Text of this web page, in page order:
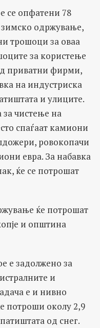
се опфатени 78
зимско одржување,
трошоци за оваа
за користење
приватни фирми,
на индустриска
и улиците.
чистење на
спаѓаат камиони
ровокопачи
евра. За набавка
ќе се потрошат
ќе потрошат
и општина
е задолжено за
и
е и нивно
потроши околу 2,9
од снег.